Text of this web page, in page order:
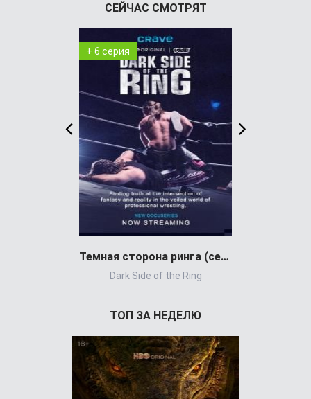
СЕЙЧАС СМОТРЯТ
+ 6 серия
Темная сторона ринга (сериал 2019)
Dark Side of the Ring
ТОП ЗА НЕДЕЛЮ